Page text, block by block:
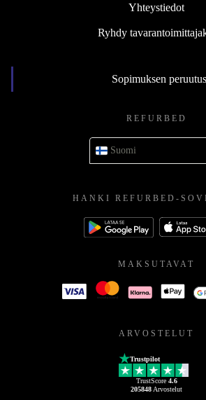
Yhteystiedot
Ryhdy
Sopimuksen peruutus
REFURBED
Suomi
HANKI REFURBED-
MAKSUTAVAT
ARVOSTELUT
Trustpilot
TrustScore 4.6
205848 Arvostelut